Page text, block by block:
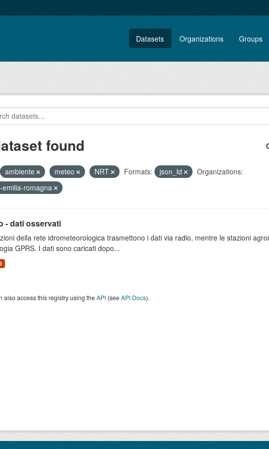
Datasets Organizations Groups
found
ambiente meteo NRT Formats: json_ld
Organizations:
emilia-romagna
- dati osservati
della rete idrometeorologica trasmettono i dati via radio, mentre le stazioni
GPRS. I dati sono caricati dopo...
also access this registry using theAPI(seeAPI Docs).